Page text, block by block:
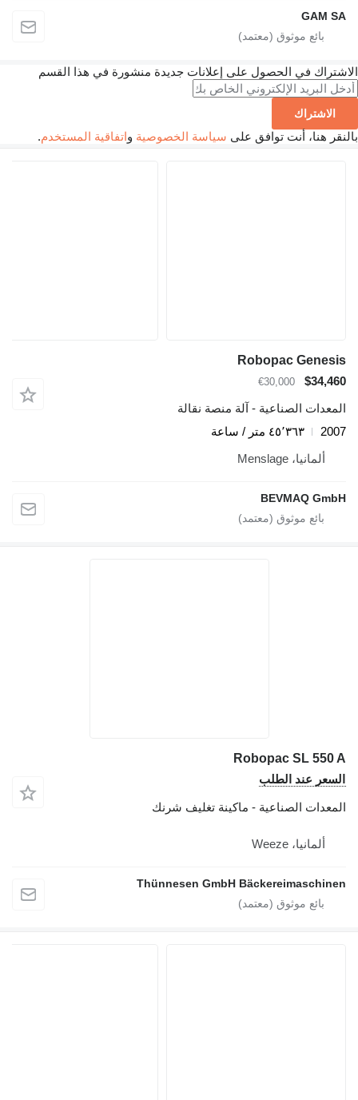
GAM SA
في الحصول على إعلانات جديدة منشورة في هذا القسم
الاشتراك
هنا، أنت توافق على سياسة الخصوصيةواتفاقية المستخدم.
Robopac Genesis
$34,460
€30,000
المعدات الصناعية - آلة منصة نقالة
2007
٤٥٬٣٦٣ متر / ساعة
ألمانيا، Menslage
BEVMAQ GmbH
Robopac SL 550 A
السعر عند الطلب
المعدات الصناعية - ماكينة تغليف شرنك
ألمانيا، Weeze
Thünnesen GmbH Bäckereimaschinen